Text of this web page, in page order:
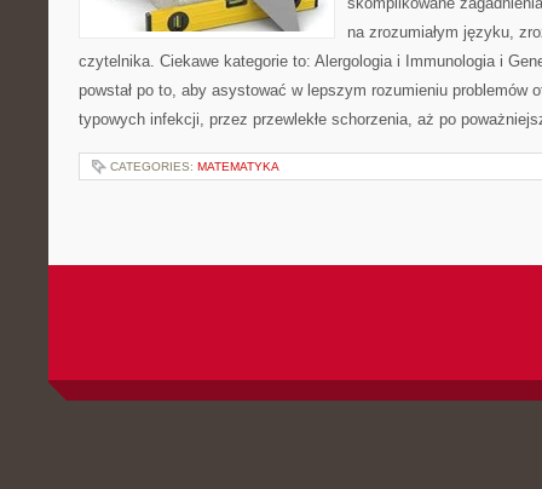
na zrozumiałym języku,
czytelnika. Ciekawe kategorie to: Alergologia i Immunologia i
powstał po to, aby asystować w lepszym rozumieniu problemów
typowych infekcji, przez przewlekłe schorzenia, aż po
CATEGORIES: MATEMATYKA